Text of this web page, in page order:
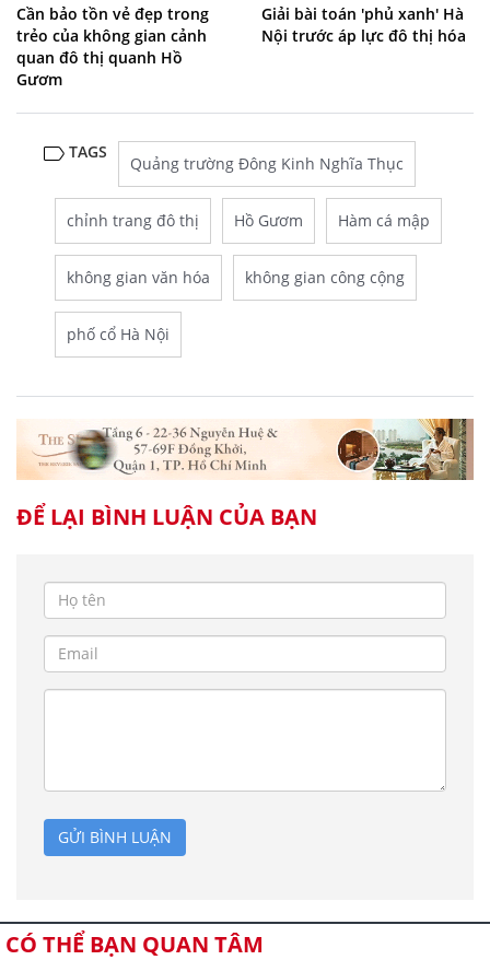
Cần bảo tồn vẻ đẹp trong
trẻo của không gian cảnh
quan đô thị quanh Hồ
Gươm
Giải bài toán 'phủ xanh' Hà
Nội trước áp lực đô thị hóa
TAGS
Quảng trường Đông Kinh Nghĩa Thục
chỉnh trang đô thị Hồ Gươm Hàm cá mập
không gian văn hóa không gian công cộng
phố cổ Hà Nội
ĐỂ LẠI BÌNH LUẬN CỦA BẠN
GỬI BÌNH LUẬN
CÓ THỂ BẠN QUAN TÂM